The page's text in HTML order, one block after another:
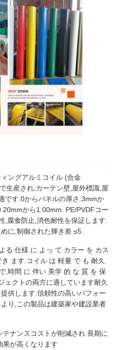
ングアルミコイル (合金
生産され,カーテン壁,屋外標識,屋
です.0からパネルの厚さ.3mmか
から1.00mm. PE/PVDFコー
,腐食防止,消色耐性を保証します.
に,制御された輝き差 ≤5.
る 仕様 に よっ て カラー を カス
ます.コイル は 軽量 で も 耐久
,時間 に 伴い 美学 的 な 質 を 保
ェクトの両方に適しています耐久
供します.信頼性の高いパフォー
り,この製品は建築家や建設業者
ナンスコストが削減され 長期に
果が高くなります